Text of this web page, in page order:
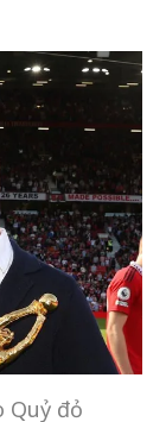
Quỷ đỏ